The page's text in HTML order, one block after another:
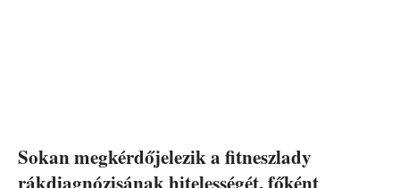
Sokan megkérdőjelezik a fitneszlady